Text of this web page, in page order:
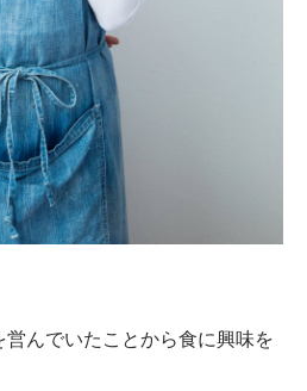
んでいたことから食に興味を